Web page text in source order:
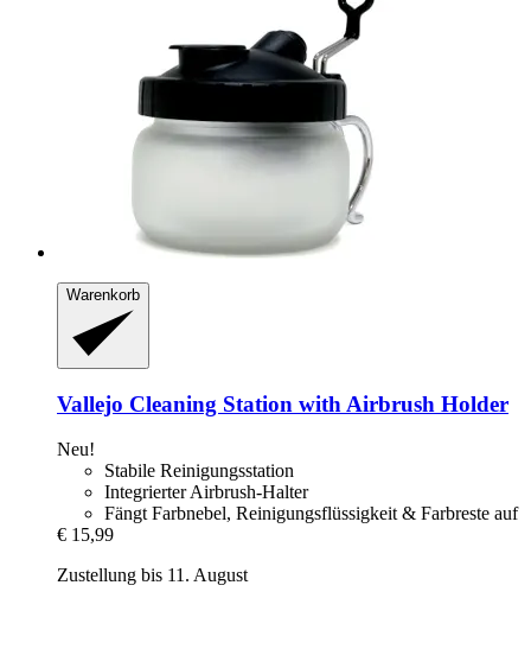
Warenkorb
Vallejo Cleaning Station with Airbrush Holder
Neu!
Stabile Reinigungsstation
Integrierter Airbrush-Halter
Fängt Farbnebel, Reinigungsflüssigkeit & Farbreste auf
€ 15,99
Zustellung bis 11. August